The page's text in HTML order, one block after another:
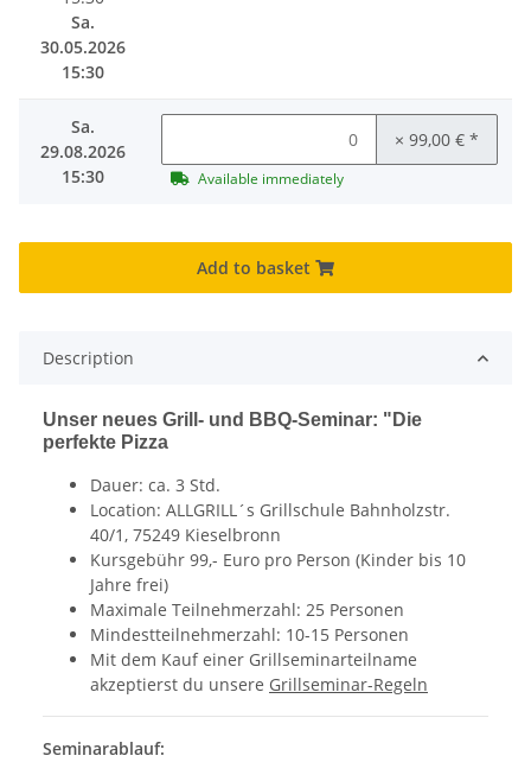
Sa.
30.05.2026
15:30
Sa.
29.08.2026
15:30
× 99,00 € *
Available immediately
Add to basket
Description
Unser neues Grill- und BBQ-Seminar: "Die
perfekte Pizza
Dauer: ca. 3 Std.
Location: ALLGRILL´s Grillschule Bahnholzstr.
40/1, 75249 Kieselbronn
Kursgebühr 99,- Euro pro Person (Kinder bis 10
Jahre frei)
Maximale Teilnehmerzahl: 25 Personen
Mindestteilnehmerzahl: 10-15 Personen
Mit dem Kauf einer Grillseminarteilname
akzeptierst du unsere Grillseminar-Regeln
Seminarablauf: